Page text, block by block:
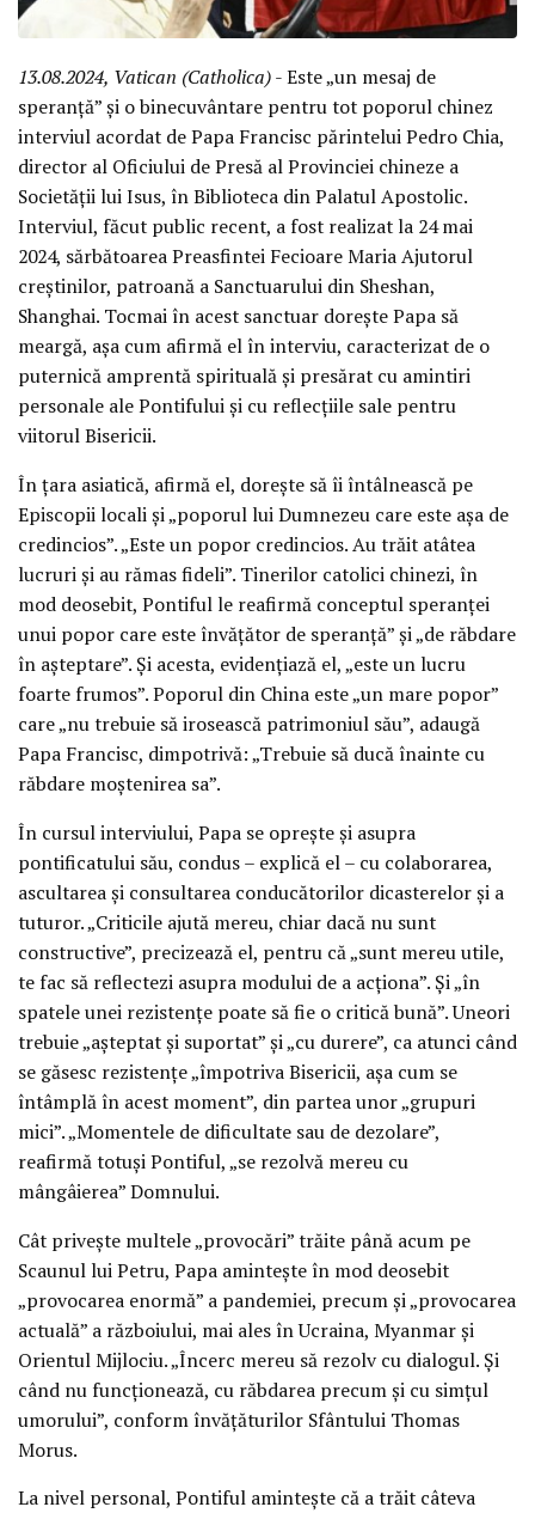
13.08.2024, Vatican (Catholica)- Este „un mesaj de
speranță” și o binecuvântare pentru tot poporul chinez
interviul acordat de Papa Francisc părintelui Pedro Chia,
director al Oficiului de Presă al Provinciei chineze a
Societății lui Isus, în Biblioteca din Palatul Apostolic.
Interviul, făcut public recent, a fost realizat la 24 mai
2024, sărbătoarea Preasfintei Fecioare Maria Ajutorul
creștinilor, patroană a Sanctuarului din Sheshan,
Shanghai. Tocmai în acest sanctuar dorește Papa să
meargă, așa cum afirmă el în interviu, caracterizat de o
puternică amprentă spirituală și presărat cu amintiri
personale ale Pontifului și cu reflecțiile sale pentru
viitorul Bisericii.
În țara asiatică, afirmă el, dorește să îi întâlnească pe
Episcopii locali și „poporul lui Dumnezeu care este așa de
credincios”. „Este un popor credincios. Au trăit atâtea
lucruri și au rămas fideli”. Tinerilor catolici chinezi, în
mod deosebit, Pontiful le reafirmă conceptul speranței
unui popor care este învățător de speranță” și „de răbdare
în așteptare”. Și acesta, evidențiază el, „este un lucru
foarte frumos”. Poporul din China este „un mare popor”
care „nu trebuie să irosească patrimoniul său”, adaugă
Papa Francisc, dimpotrivă: „Trebuie să ducă înainte cu
răbdare moștenirea sa”.
În cursul interviului, Papa se oprește și asupra
pontificatului său, condus – explică el – cu colaborarea,
ascultarea și consultarea conducătorilor dicasterelor și a
tuturor. „Criticile ajută mereu, chiar dacă nu sunt
constructive”, precizează el, pentru că „sunt mereu utile,
te fac să reflectezi asupra modului de a acționa”. Și „în
spatele unei rezistențe poate să fie o critică bună”. Uneori
trebuie „așteptat și suportat” și „cu durere”, ca atunci când
se găsesc rezistențe „împotriva Bisericii, așa cum se
întâmplă în acest moment”, din partea unor „grupuri
mici”. „Momentele de dificultate sau de dezolare”,
reafirmă totuși Pontiful, „se rezolvă mereu cu
mângâierea” Domnului.
Cât privește multele „provocări” trăite până acum pe
Scaunul lui Petru, Papa amintește în mod deosebit
„provocarea enormă” a pandemiei, precum și „provocarea
actuală” a războiului, mai ales în Ucraina, Myanmar și
Orientul Mijlociu. „Încerc mereu să rezolv cu dialogul. Și
când nu funcționează, cu răbdarea precum și cu simțul
umorului”, conform învățăturilor Sfântului Thomas
Morus.
La nivel personal, Pontiful amintește că a trăit câteva